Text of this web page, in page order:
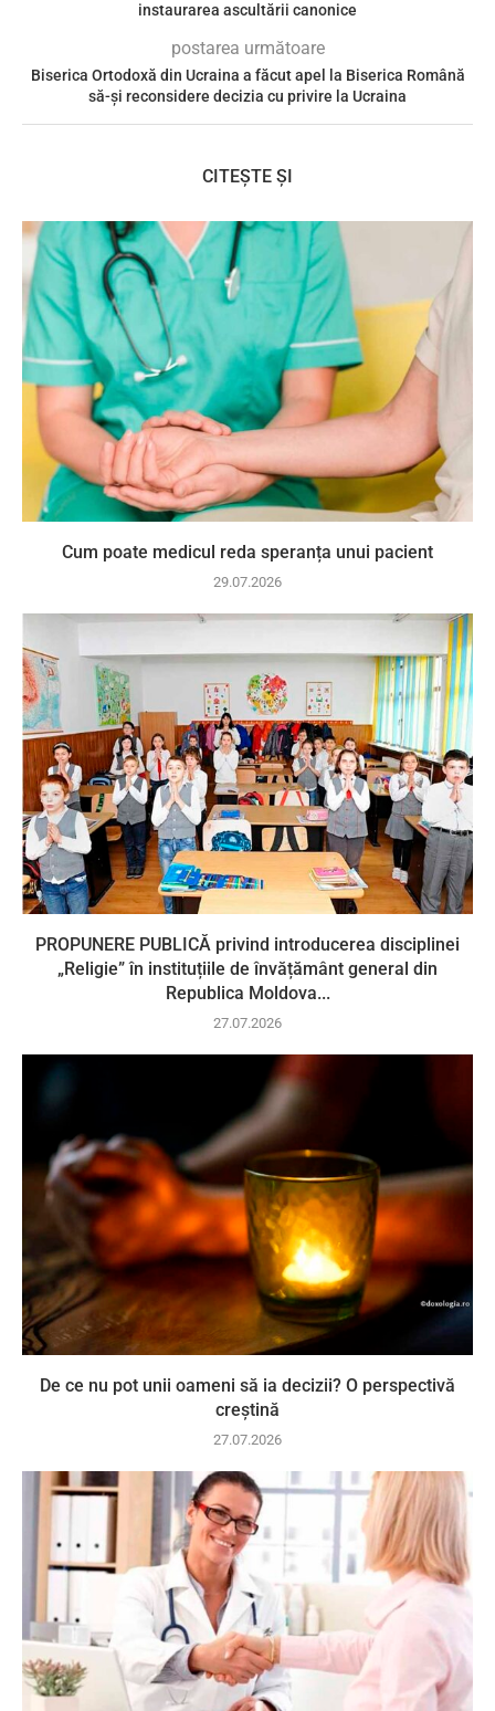
instaurarea ascultării canonice
postarea următoare
Biserica Ortodoxă din Ucraina a făcut apel la Biserica Română
să-și reconsidere decizia cu privire la Ucraina
CITEȘTE ȘI
Cum poate medicul reda speranța unui pacient
29.07.2026
PROPUNERE PUBLICĂ privind introducerea disciplinei
„Religie” în instituțiile de învățământ general din
Republica Moldova...
27.07.2026
De ce nu pot unii oameni să ia decizii? O perspectivă
creștină
27.07.2026